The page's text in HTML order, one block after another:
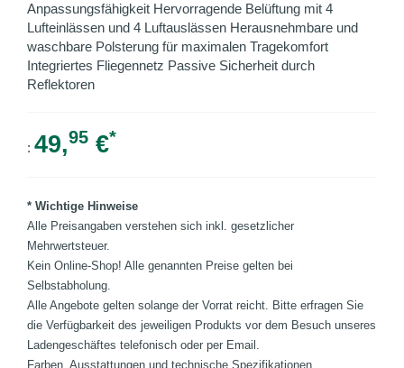
Anpassungsfähigkeit Hervorragende Belüftung mit 4
Lufteinlässen und 4 Luftauslässen Herausnehmbare und
waschbare Polsterung für maximalen Tragekomfort
Integriertes Fliegennetz Passive Sicherheit durch
Reflektoren
: 49,95 €*
* Wichtige Hinweise
Alle Preisangaben verstehen sich inkl. gesetzlicher
Mehrwertsteuer.
Kein Online-Shop! Alle genannten Preise gelten bei
Selbstabholung.
Alle Angebote gelten solange der Vorrat reicht. Bitte erfragen Sie
die Verfügbarkeit des jeweiligen Produkts vor dem Besuch unseres
Ladengeschäftes telefonisch oder per Email.
Farben, Ausstattungen und technische Spezifikationen